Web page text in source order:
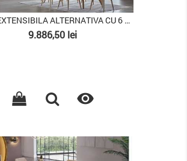
MASA EXTENSIBILA ALTERNATIVA CU 6 SCAUNE VALENCIA
Pret
9.886,50 lei
